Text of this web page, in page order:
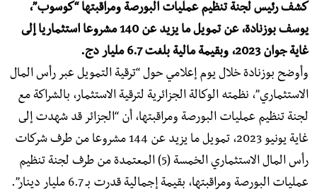
كشف رئيس لجنة تنظيم عمليات البورصة ومراقبتها “كوسوب”،
يوسف بوزنادة، عن تمويل ما يزيد عن 140 مشروعا استثماريا إلى
غاية جوان 2023، وبقيمة مالية بلغت 6.7 مليار دج.
وأوضح بوزنادة خلال يوم إعلامي حول “ترقية التمويل عبر رأس المال
الاستثماري”، نظمته الوكالة الجزائرية لترقية الاستثمار، بالشراكة مع
لجنة تنظيم عمليات البورصة ومراقبتها، أن “الجزائر قد شهدت إلى
غاية يونيو 2023، تمويل ما يزيد عن 144 مشروعا من طرف شركات
رأس المال الاستثماري الخمسة (5) المعتمدة من طرف لجنة تنظيم
عمليات البورصة ومراقبتها، بقيمة إجمالية قدرت بـ 6.7 مليار دينار”.